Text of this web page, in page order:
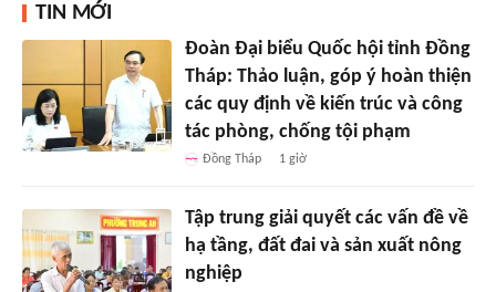
TIN MỚI
Đoàn Đại biểu Quốc hội tỉnh Đồng
Tháp: Thảo luận, góp ý hoàn thiện
các quy định về kiến trúc và công
tác phòng, chống tội phạm
Đồng Tháp 1 giờ
Tập trung giải quyết các vấn đề về
hạ tầng, đất đai và sản xuất nông
nghiệp